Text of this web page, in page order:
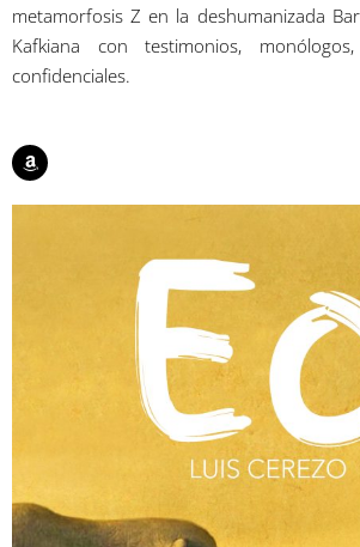
metamorfosis Z en la deshumanizada
Kafkiana con testimonios,
confidenciales.